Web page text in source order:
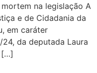
na legislação A
e de Cidadania da
em caráter
da deputada Laura
[…]